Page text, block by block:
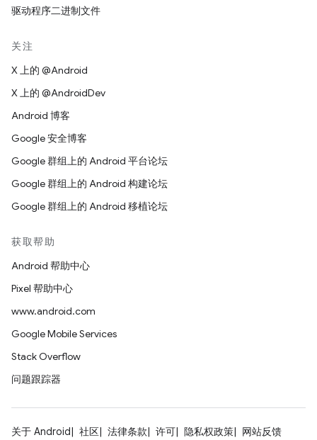
驱动程序二进制文件
关注
X 上的 @Android
X 上的 @AndroidDev
Android 博客
Google 安全博客
Google 群组上的 Android 平台论坛
Google 群组上的 Android 构建论坛
Google 群组上的 Android 移植论坛
获取帮助
Android 帮助中心
Pixel 帮助中心
www.android.com
Google Mobile Services
Stack Overflow
问题跟踪器
关于 Android 社区 法律条款 许可 隐私权政策
网站反馈